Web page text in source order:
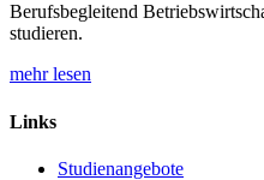
Berufsbegleitend
studieren.
mehr lesen
Links
Studienangebote